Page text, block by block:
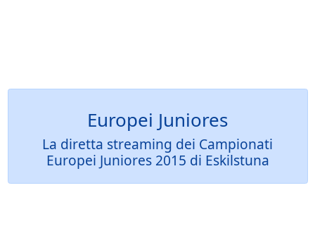
Europei Juniores
La diretta streaming dei Campionati
Europei Juniores 2015 di Eskilstuna